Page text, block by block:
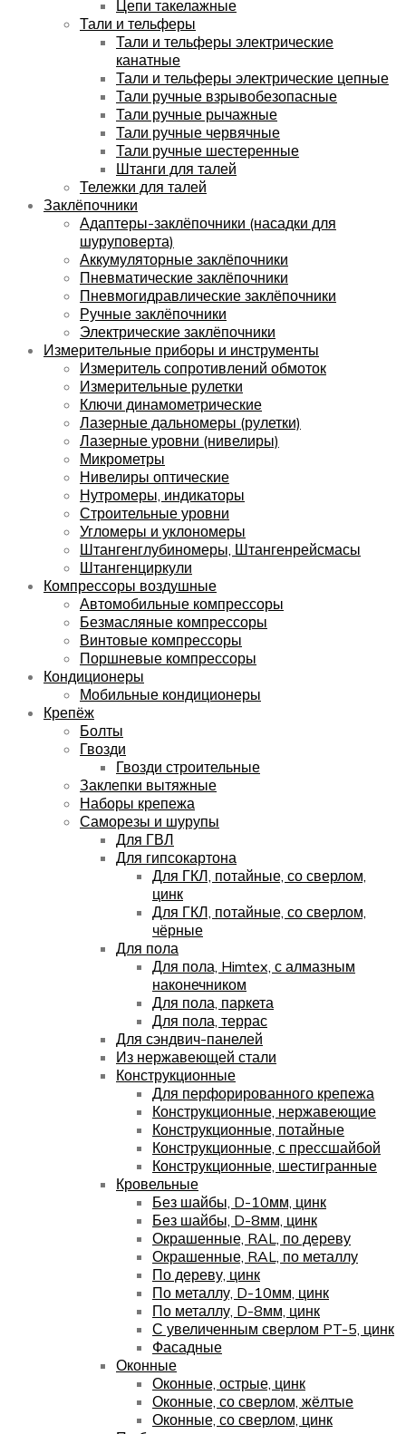
Цепи такелажные
Тали и тельферы
Тали и тельферы электрические
канатные
Тали и тельферы электрические цепные
Тали ручные взрывобезопасные
Тали ручные рычажные
Тали ручные червячные
Тали ручные шестеренные
Штанги для талей
Тележки для талей
Заклёпочники
Адаптеры-заклёпочники (насадки для
шуруповерта)
Аккумуляторные заклёпочники
Пневматические заклёпочники
Пневмогидравлические заклёпочники
Ручные заклёпочники
Электрические заклёпочники
Измерительные приборы и инструменты
Измеритель сопротивлений обмоток
Измерительные рулетки
Ключи динамометрические
Лазерные дальномеры (рулетки)
Лазерные уровни (нивелиры)
Микрометры
Нивелиры оптические
Нутромеры, индикаторы
Строительные уровни
Угломеры и уклономеры
Штангенглубиномеры, Штангенрейсмасы
Штангенциркули
Компрессоры воздушные
Автомобильные компрессоры
Безмасляные компрессоры
Винтовые компрессоры
Поршневые компрессоры
Кондиционеры
Мобильные кондиционеры
Крепёж
Болты
Гвозди
Гвозди строительные
Заклепки вытяжные
Наборы крепежа
Саморезы и шурупы
Для ГВЛ
Для гипсокартона
Для ГКЛ, потайные, со сверлом,
цинк
Для ГКЛ, потайные, со сверлом,
чёрные
Для пола
Для пола, Himtex, с алмазным
наконечником
Для пола, паркета
Для пола, террас
Для сэндвич-панелей
Из нержавеющей стали
Конструкционные
Для перфорированного крепежа
Конструкционные, нержавеющие
Конструкционные, потайные
Конструкционные, с прессшайбой
Конструкционные, шестигранные
Кровельные
Без шайбы, D-10мм, цинк
Без шайбы, D-8мм, цинк
Окрашенные, RAL, по дереву
Окрашенные, RAL, по металлу
По дереву, цинк
По металлу, D-10мм, цинк
По металлу, D-8мм, цинк
С увеличенным сверлом PT-5, цинк
Фасадные
Оконные
Оконные, острые, цинк
Оконные, со сверлом, жёлтые
Оконные, со сверлом, цинк